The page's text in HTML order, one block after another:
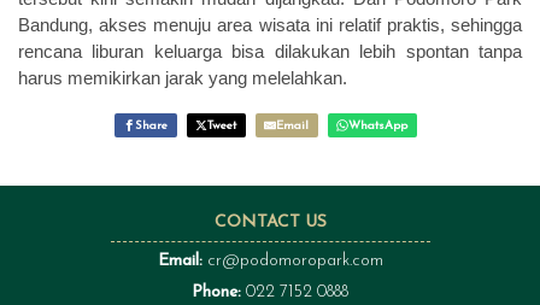
Bandung, akses menuju area wisata ini relatif praktis, sehingga
rencana liburan keluarga bisa dilakukan lebih spontan tanpa
harus memikirkan jarak yang melelahkan.
Share Tweet Email WhatsApp
CONTACT US
Email: cr@podomoropark.com
Phone: 022 7152 0888